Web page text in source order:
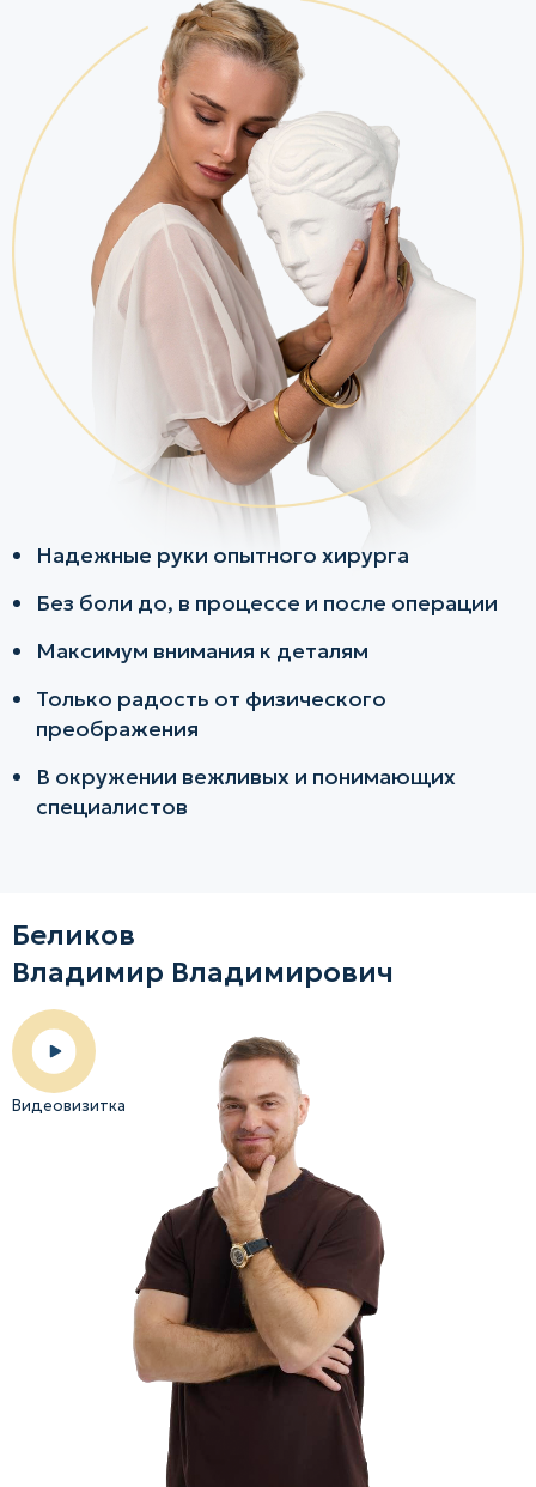
Надежные руки опытного хирурга
Без боли до, в процессе и после операции
Максимум внимания к деталям
Только радость от физического
преображения
В окружении вежливых и понимающих
специалистов
Беликов
Владимир Владимирович
Видеовизитка